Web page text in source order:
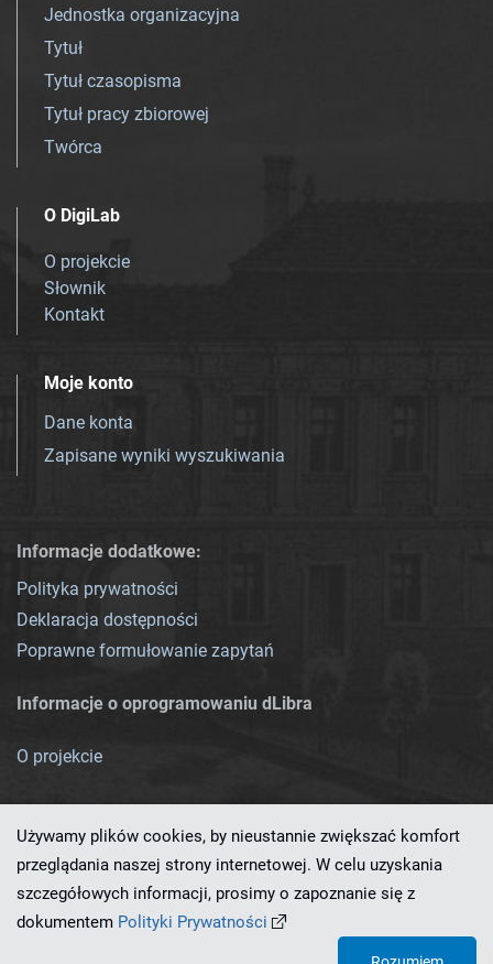
Jednostka organizacyjna
Tytuł
Tytuł czasopisma
Tytuł pracy zbiorowej
Twórca
O DigiLab
O projekcie
Słownik
Kontakt
Moje konto
Dane konta
Zapisane wyniki wyszukiwania
Informacje dodatkowe:
Polityka prywatności
Deklaracja dostępności
Poprawne formułowanie zapytań
Informacje o oprogramowaniu dLibra
O projekcie
Ten serwis działa dzięki oprogramowaniu
Używamy plików cookies, by nieustannie zwiększać komfort
przeglądania naszej strony internetowej. W celu uzyskania
szczegółowych informacji, prosimy o zapoznanie się z
dokumentem Polityki Prywatności